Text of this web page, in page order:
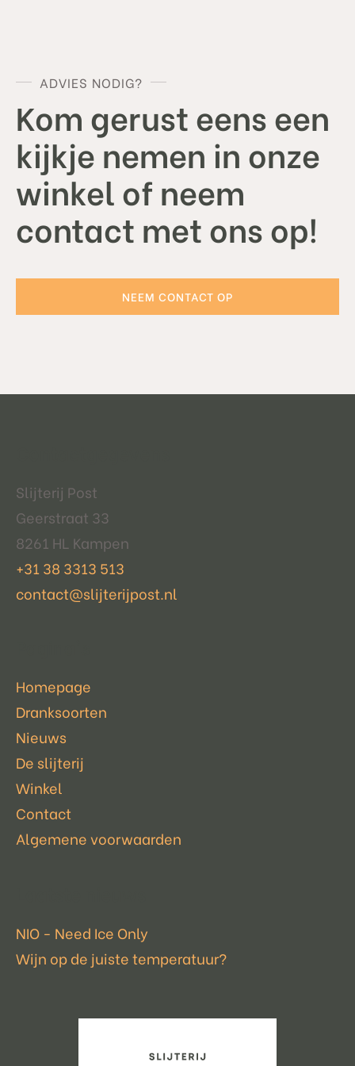
ADVIES NODIG?
Kom gerust eens een
kijkje nemen in onze
winkel of neem
contact met ons op!
NEEM CONTACT OP
Slijterij Post
Geerstraat 33
8261 HL Kampen
+31 38 3313 513
contact@slijterijpost.nl
Homepage
Dranksoorten
Nieuws
De slijterij
Winkel
Contact
Algemene voorwaarden
NIO - Need Ice Only
Wijn op de juiste temperatuur?